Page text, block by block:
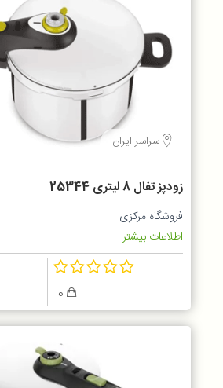
سراسر ایران
زودپز تفال 8 لیتری 25344
فروشگاه مرکزی
اطلاعات بیشتر...